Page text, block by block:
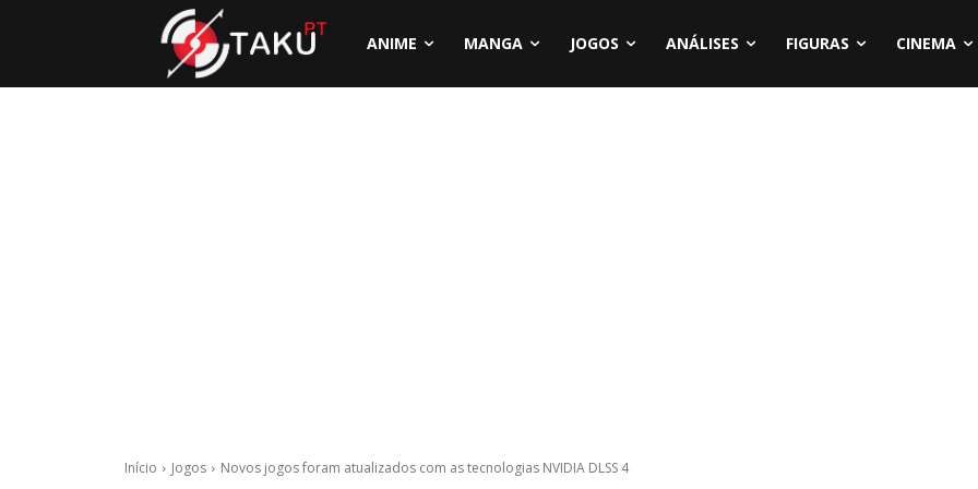
ANIME MANGA JOGOS ANÁLISES FIGURAS CINEMA
Início Jogos Novos jogos foram atualizados com as tecnologias NVIDIA DLSS 4